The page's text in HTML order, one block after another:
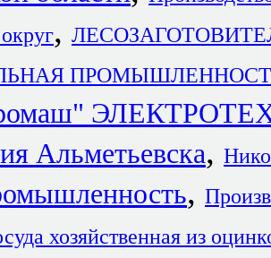
,
ПРОМЫШЛЕННОСТЬ
Альметьевска,
,
хозяйственная из